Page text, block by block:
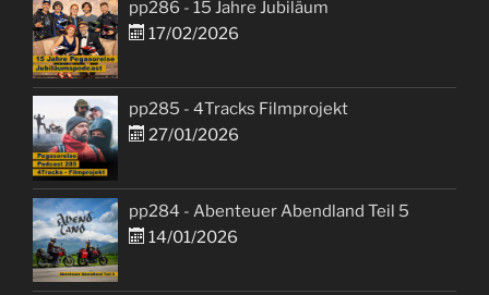
pp286 - 15 Jahre Jubiläum
17/02/2026
pp285 - 4Tracks Filmprojekt
27/01/2026
pp284 - Abenteuer Abendland Teil 5
14/01/2026